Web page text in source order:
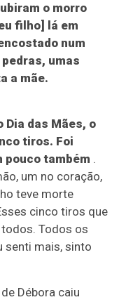
o morro
filho] lá em
num
umas
a mãe.
Dia das Mães, o
tiros. Foi
pouco também .
um no coração,
teve morte
cinco tiros que
Todos os
senti mais, sinto
Débora caiu